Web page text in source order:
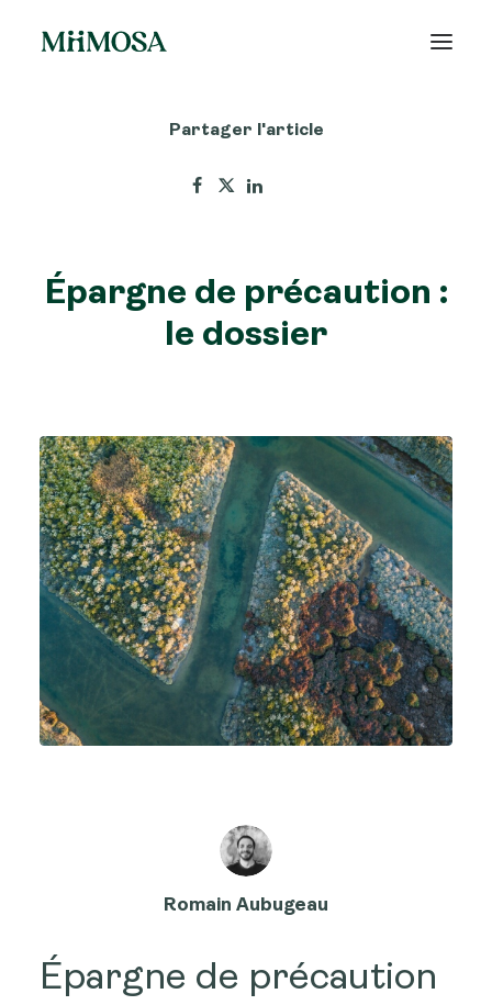
Découvrir MiiMOSA
Partager l'article
Épargne de précaution :
le dossier
Romain Aubugeau
Épargne de précaution